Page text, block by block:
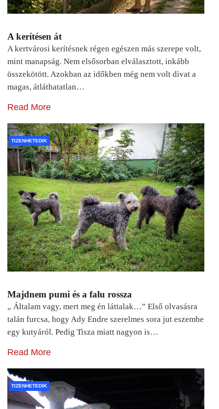
A kerítésen át
A kertvárosi kerítésnek régen egészen más szerepe volt,
mint manapság. Nem elsősorban elválasztott, inkább
összekötött. Azokban az időkben még nem volt divat a
magas, átláthatatlan…
Read More
TIZENHETEDIK
Majdnem pumi és a falu rossza
„ Általam vagy, mert meg én láttalak…” Első olvasásra
talán furcsa, hogy Ady Endre szerelmes sora jut eszembe
egy kutyáról. Pedig Tisza miatt nagyon is…
Read More
TIZENHETEDIK